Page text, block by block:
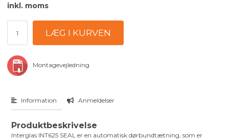
inkl. moms
Montagevejledning
Information Anmeldelser
Produktbeskrivelse
Interglas INT625 SEAL er en automatisk dørbundtætning, som er